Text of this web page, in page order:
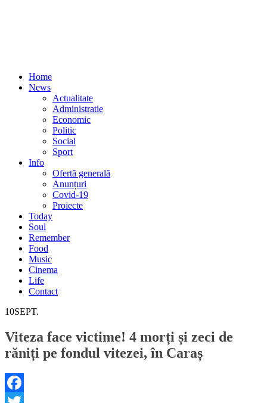
Home
News
Actualitate
Administratie
Economic
Politic
Social
Sport
Info
Ofertă generală
Anunțuri
Covid-19
Proiecte
Today
Soul
Remember
Food
Music
Cinema
Life
Contact
10SEPT.
Viteza face victime! 4 morți și zeci de
răniți pe fondul vitezei, în Caraș